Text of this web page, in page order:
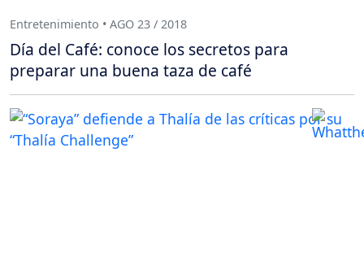
Entretenimiento • AGO 23 / 2018
Día del Café: conoce los secretos para
preparar una buena taza de café